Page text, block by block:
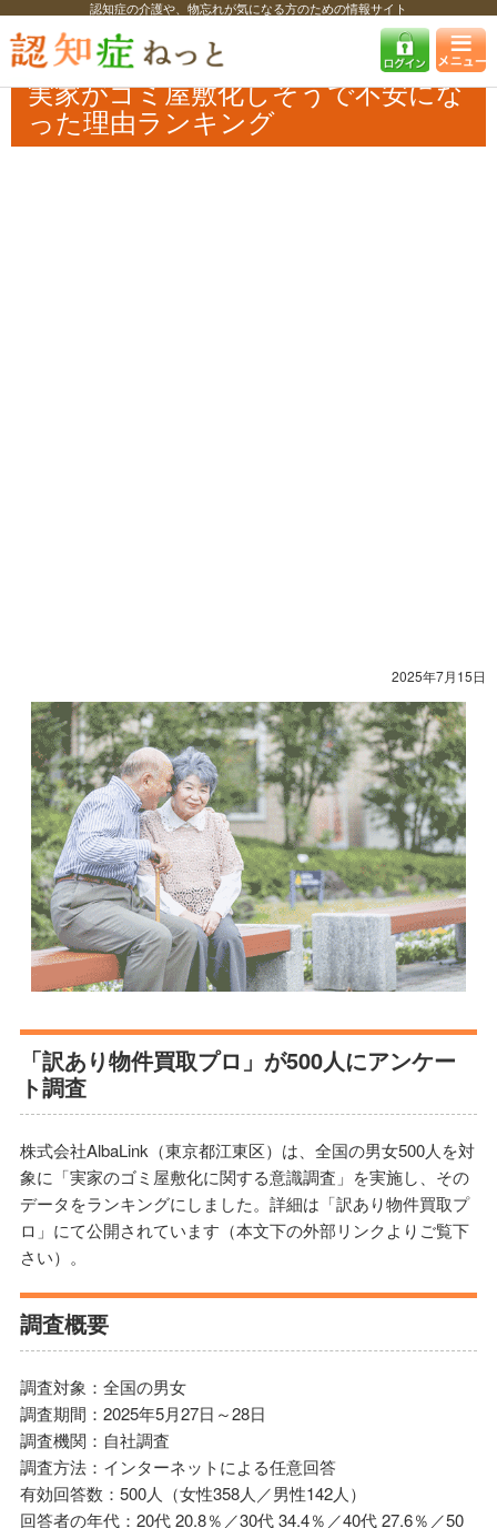
認知症の介護や、物忘れが気になる方のための情報サイト
認知症ねっと 認知症最新ニュース 学術・調査
実家がゴミ屋敷化しそ
うで不安になった理由ランキング
実家がゴミ屋敷化しそうで不安にな
った理由ランキング
2025年7月15日
「訳あり物件買取プロ」が500人にアンケー
ト調査
株式会社AlbaLink（東京都江東区）は、全国の男女500人を対
象に「実家のゴミ屋敷化に関する意識調査」を実施し、その
データをランキングにしました。詳細は「訳あり物件買取プ
ロ」にて公開されています（本文下の外部リンクよりご覧下
さい）。
調査概要
調査対象：全国の男女
調査期間：2025年5月27日～28日
調査機関：自社調査
調査方法：インターネットによる任意回答
有効回答数：500人（女性358人／男性142人）
回答者の年代：20代 20.8％／30代 34.4％／40代 27.6％／50